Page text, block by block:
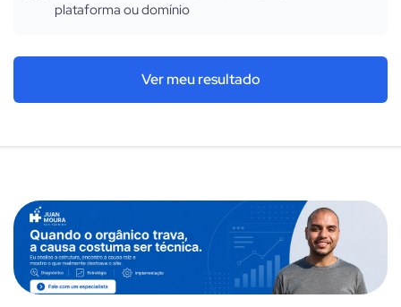
plataforma ou domínio
Ver meu resultado